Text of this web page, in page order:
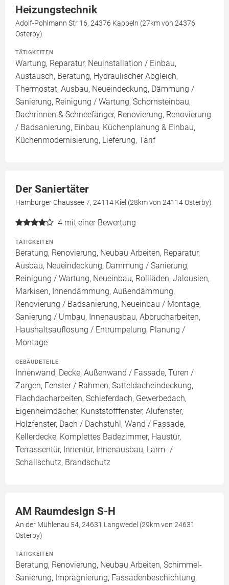
Heizungstechnik
Adolf-Pohlmann Str 16, 24376 Kappeln (27km von 24376
Osterby)
TÄTIGKEITEN
Wartung, Reparatur, Neuinstallation / Einbau,
Austausch, Beratung, Hydraulischer Abgleich,
Thermostat, Ausbau, Neueindeckung, Dämmung /
Sanierung, Reinigung / Wartung, Schornsteinbau,
Dachrinnen & Schneefänger, Renovierung, Renovierung
/ Badsanierung, Einbau, Küchenplanung & Einbau,
Küchenmodernisierung, Lieferung, Tarif
Der Saniertäter
Hamburger Chaussee 7, 24114 Kiel (28km von 24114 Osterby)
4 mit einer Bewertung
TÄTIGKEITEN
Beratung, Renovierung, Neubau Arbeiten, Reparatur,
Ausbau, Neueindeckung, Dämmung / Sanierung,
Reinigung / Wartung, Neueinbau, Rollläden, Jalousien,
Markisen, Innendämmung, Außendämmung,
Renovierung / Badsanierung, Neueinbau / Montage,
Sanierung / Umbau, Innenausbau, Abbrucharbeiten,
Haushaltsauflösung / Entrümpelung, Planung /
Montage
GEBÄUDETEILE
Innenwand, Decke, Außenwand / Fassade, Türen /
Zargen, Fenster / Rahmen, Satteldacheindeckung,
Flachdacharbeiten, Schieferdach, Gewerbedach,
Eigenheimdächer, Kunststofffenster, Alufenster,
Holzfenster, Dach / Dachstuhl, Wand / Fassade,
Kellerdecke, Komplettes Badezimmer, Haustür,
Terrassentür, Innentür, Innenausbau, Lärm- /
Schallschutz, Brandschutz
AM Raumdesign S-H
An der Mühlenau 54, 24631 Langwedel (29km von 24631
Osterby)
TÄTIGKEITEN
Beratung, Renovierung, Neubau Arbeiten, Schimmel-
Sanierung, Imprägnierung, Fassadenbeschichtung,